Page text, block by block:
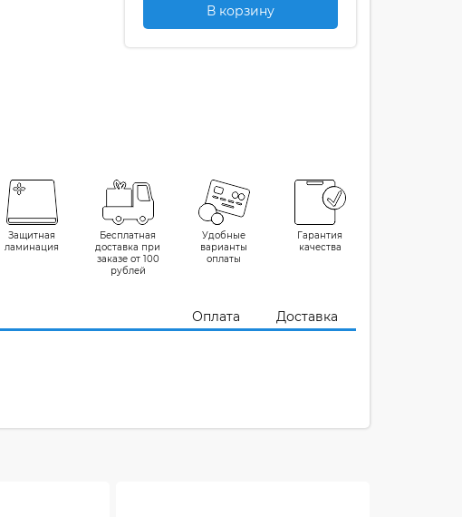
В корзину
Защитная
ламинация
Бесплатная
доставка при
заказе от 100
рублей
Удобные
варианты
оплаты
Гарантия
качества
Оплата Доставка